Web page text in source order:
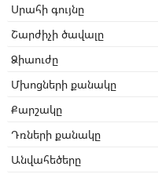
Սրահի գույնը
Շարժիչի ծավալը
Ձիաուժը
Մխոցների քանակը
Քարշակը
Դռների քանակը
Անվահեծերը